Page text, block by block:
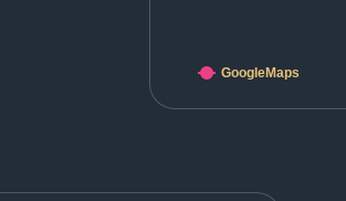
GoogleMaps